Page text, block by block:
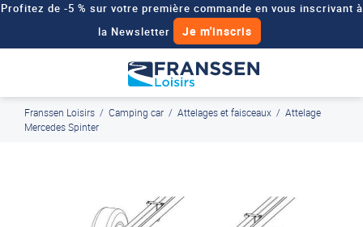
Profitez de -5 % sur votre première commande en vous inscrivant à
la Newsletter
Je m'inscris
Demander un devis
Paiement en ligne sécurisé, en 4x par Paypal J'en profite
Franssen Loisirs / Camping car / Attelages et faisceaux / Attelage
Mercedes Spinter